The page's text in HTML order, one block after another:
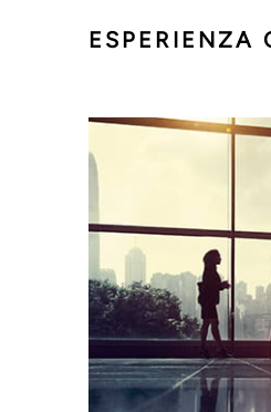
ESPERIENZA